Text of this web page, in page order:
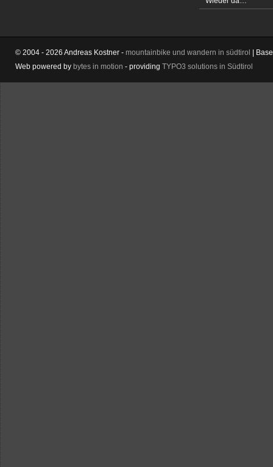
© 2004 - 2026 Andreas Kostner - mountainbike und wandern in südtirol |
Web powered by bytes in motion - providing TYPO3 solutions in Südtirol